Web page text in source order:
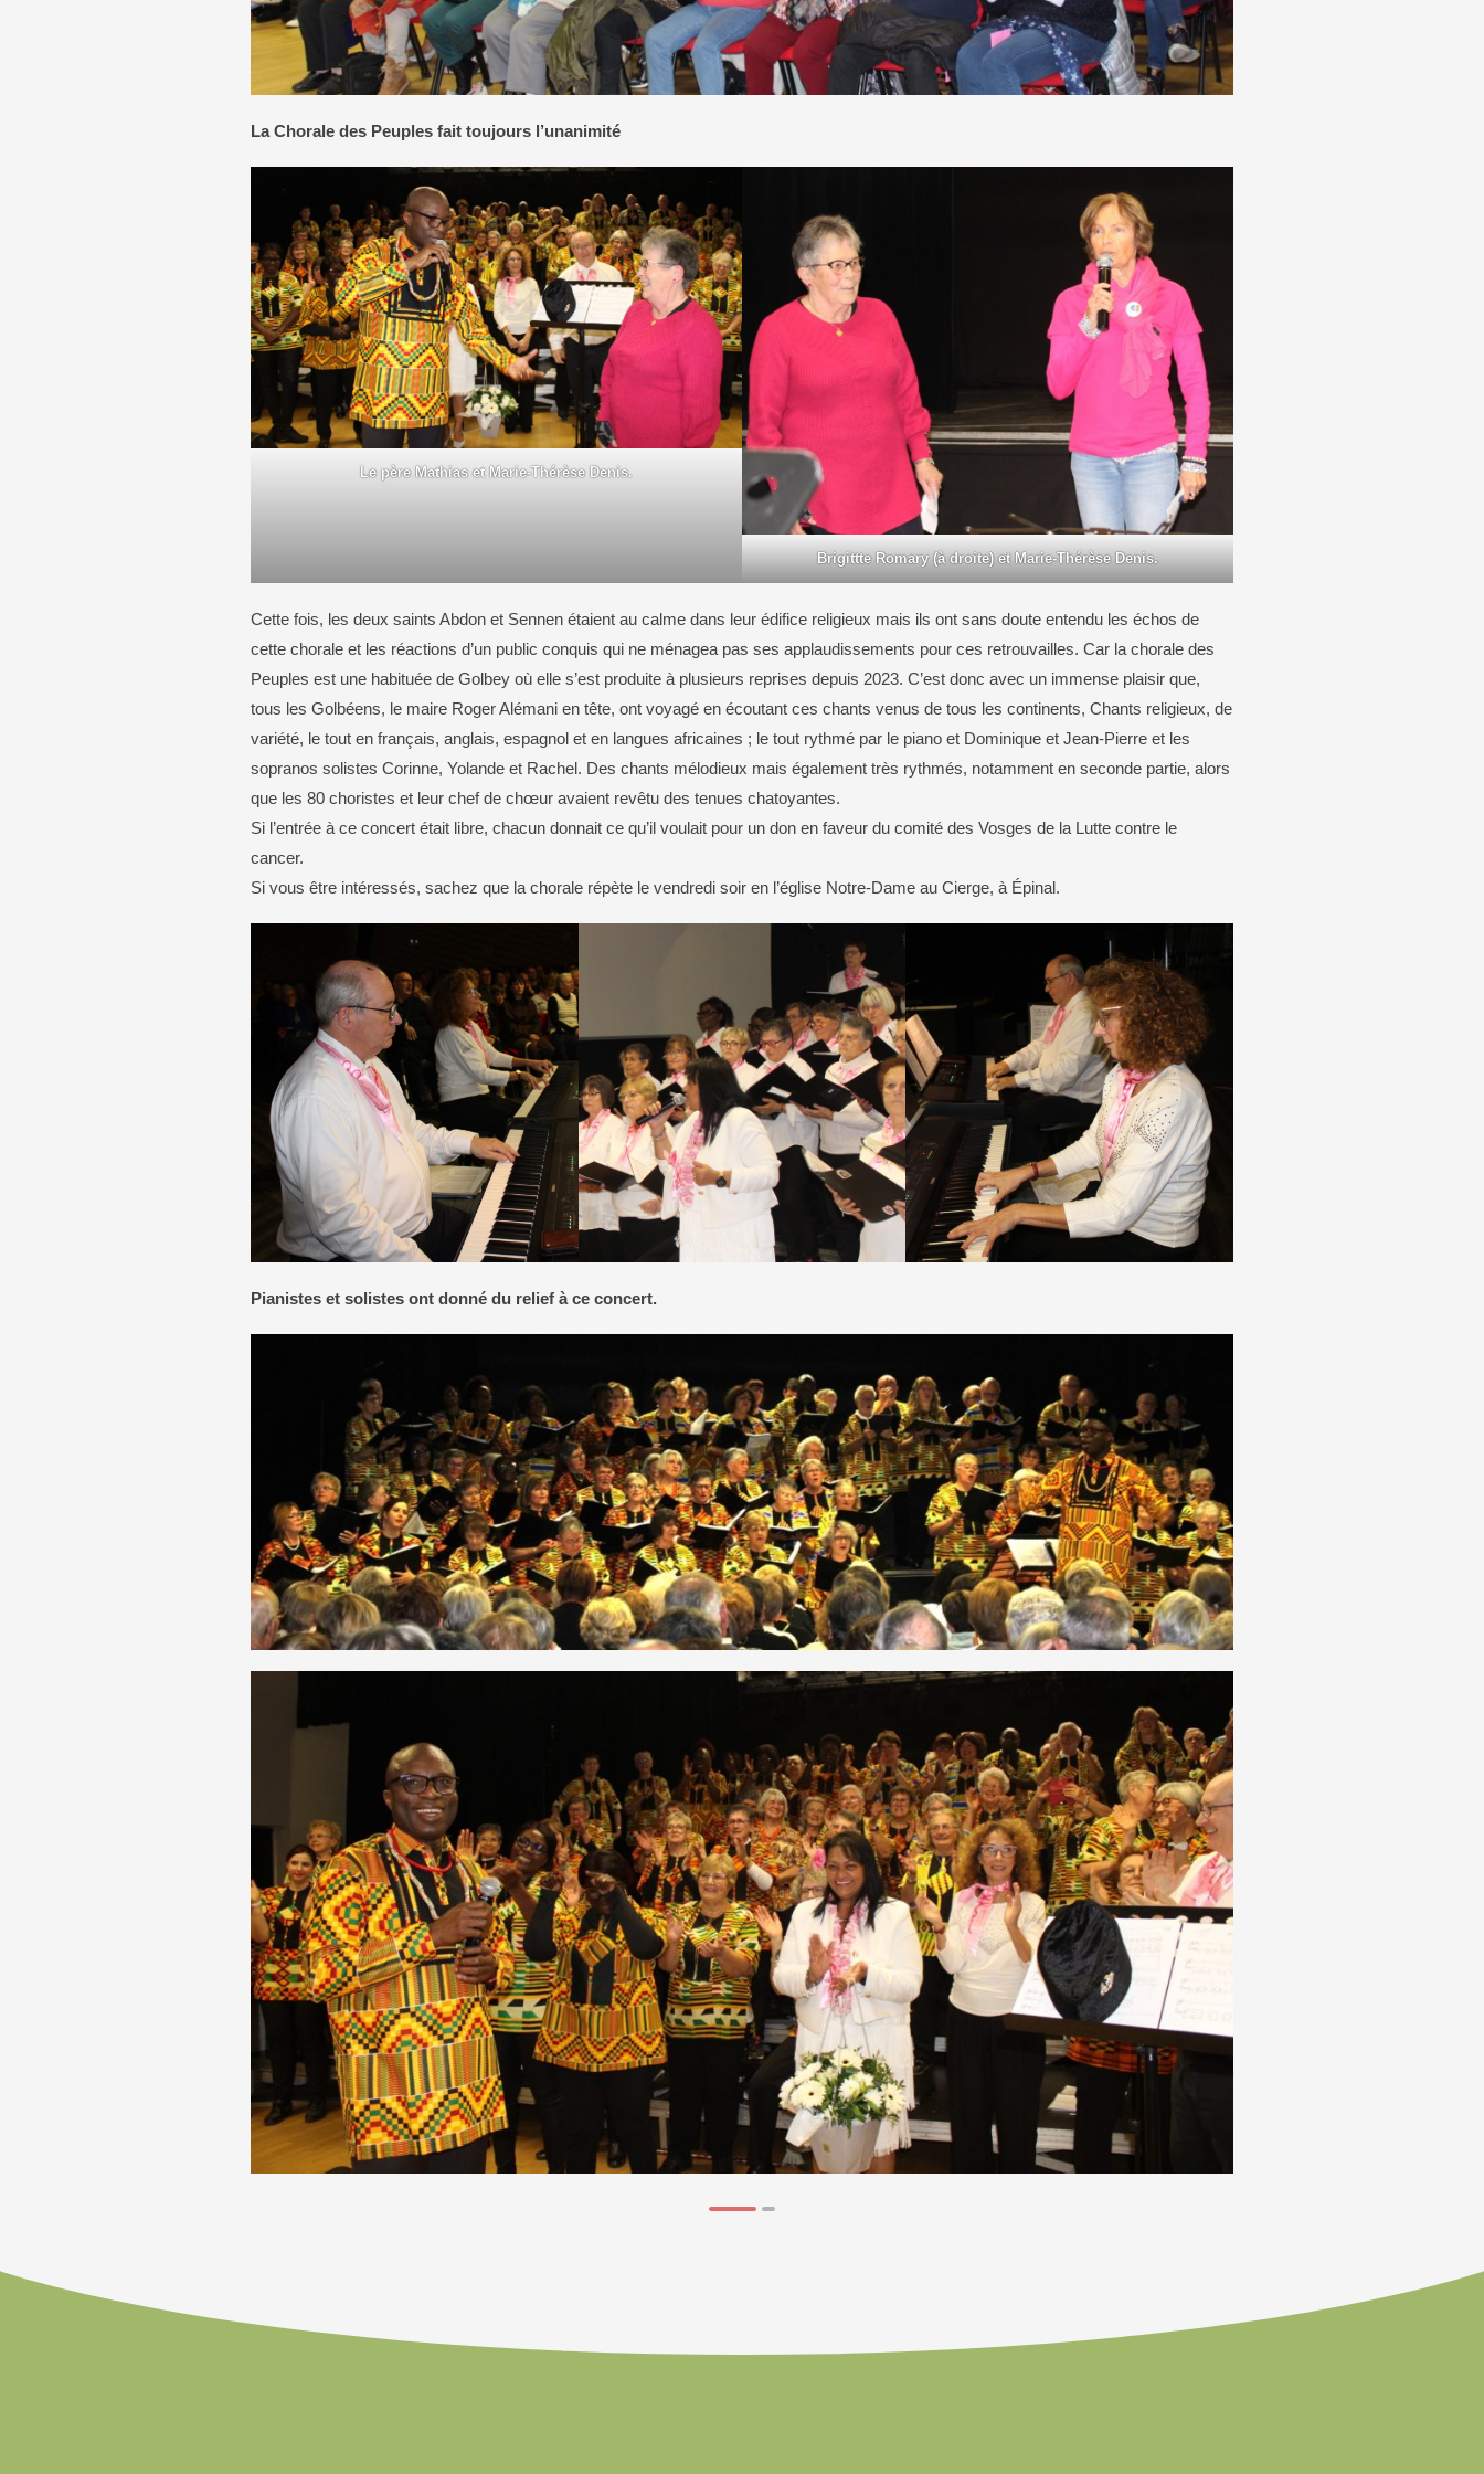
La Chorale des Peuples fait toujours l’unanimité
Le père Mathias et Marie-Thérèse Denis.
Brigittte Romary (à droite) et Marie-Thérèse Denis.
Cette fois, les deux saints Abdon et Sennen étaient au calme dans leur édifice religieux mais ils ont sans doute entendu les échos de
cette chorale et les réactions d’un public conquis qui ne ménagea pas ses applaudissements pour ces retrouvailles. Car la chorale des
Peuples est une habituée de Golbey où elle s’est produite à plusieurs reprises depuis 2023. C’est donc avec un immense plaisir que,
tous les Golbéens, le maire Roger Alémani en tête, ont voyagé en écoutant ces chants venus de tous les continents, Chants religieux, de
variété, le tout en français, anglais, espagnol et en langues africaines ; le tout rythmé par le piano et Dominique et Jean-Pierre et les
sopranos solistes Corinne, Yolande et Rachel. Des chants mélodieux mais également très rythmés, notamment en seconde partie, alors
que les 80 choristes et leur chef de chœur avaient revêtu des tenues chatoyantes.
Si l’entrée à ce concert était libre, chacun donnait ce qu’il voulait pour un don en faveur du comité des Vosges de la Lutte contre le
cancer.
Si vous être intéressés, sachez que la chorale répète le vendredi soir en l’église Notre-Dame au Cierge, à Épinal.
Pianistes et solistes ont donné du relief à ce concert.